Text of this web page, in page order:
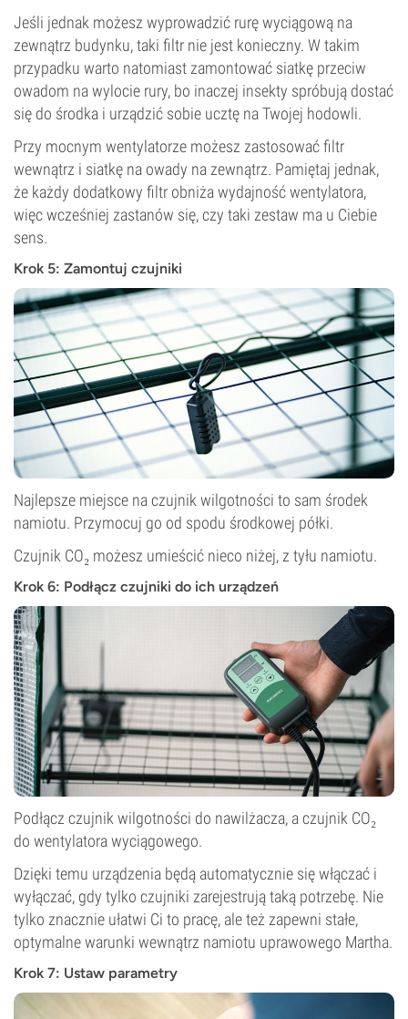
Jeśli jednak możesz wyprowadzić rurę wyciągową na
zewnątrz budynku, taki filtr nie jest konieczny. W takim
przypadku warto natomiast zamontować siatkę przeciw
owadom na wylocie rury, bo inaczej insekty spróbują dostać
się do środka i urządzić sobie ucztę na Twojej hodowli.
Przy mocnym wentylatorze możesz zastosować filtr
wewnątrz i siatkę na owady na zewnątrz. Pamiętaj jednak,
że każdy dodatkowy filtr obniża wydajność wentylatora,
więc wcześniej zastanów się, czy taki zestaw ma u Ciebie
sens.
Krok 5: Zamontuj czujniki
Najlepsze miejsce na czujnik wilgotności to sam środek
namiotu. Przymocuj go od spodu środkowej półki.
Czujnik CO₂ możesz umieścić nieco niżej, z tyłu namiotu.
Krok 6: Podłącz czujniki do ich urządzeń
Podłącz czujnik wilgotności do nawilżacza, a czujnik CO₂
do wentylatora wyciągowego.
Dzięki temu urządzenia będą automatycznie się włączać i
wyłączać, gdy tylko czujniki zarejestrują taką potrzebę. Nie
tylko znacznie ułatwi Ci to pracę, ale też zapewni stałe,
optymalne warunki wewnątrz namiotu uprawowego Martha.
Krok 7: Ustaw parametry